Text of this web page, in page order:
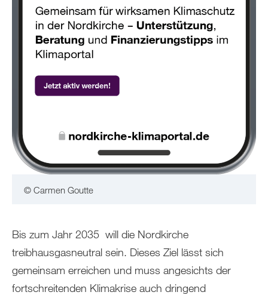
© Carmen Goutte
Bis zum Jahr 2035 will die Nordkirche
treibhausgasneutral sein. Dieses Ziel lässt sich
gemeinsam erreichen und muss angesichts der
fortschreitenden Klimakrise auch dringend